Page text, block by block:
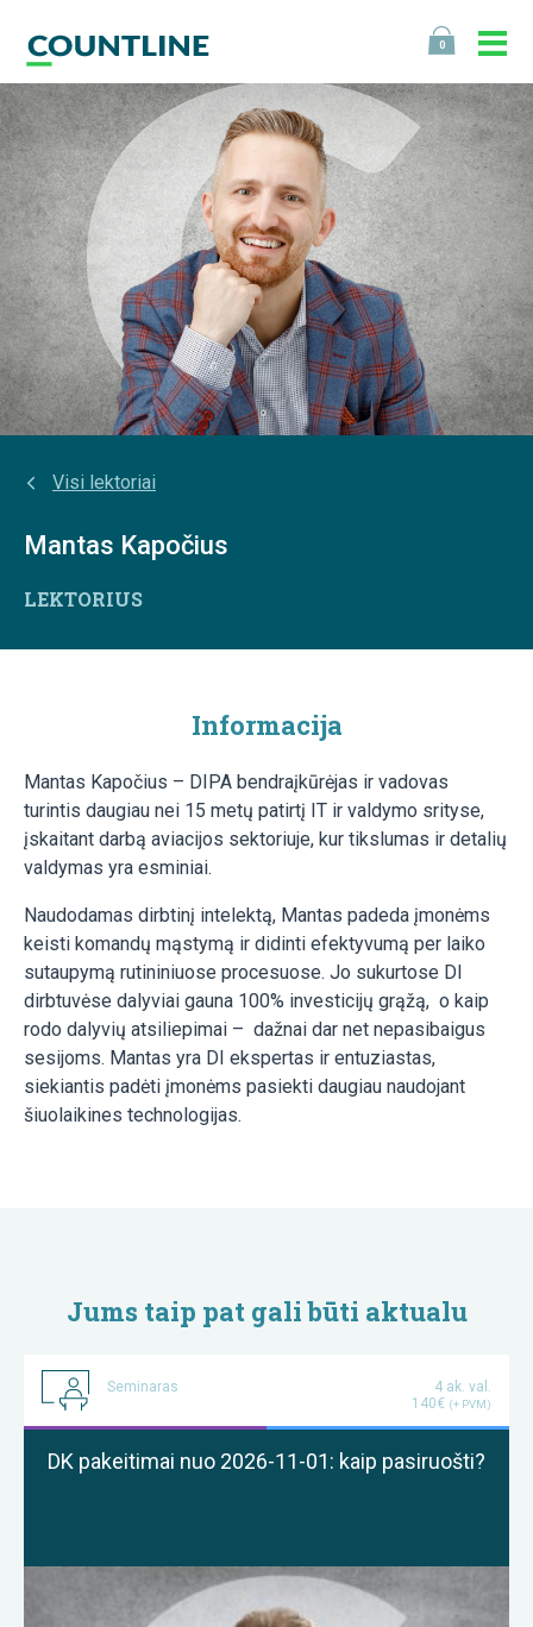
0
Visi lektoriai
Mantas Kapočius
LEKTORIUS
Informacija
Mantas Kapočius – DIPA bendraįkūrėjas ir vadovas
turintis daugiau nei 15 metų patirtį IT ir valdymo srityse,
įskaitant darbą aviacijos sektoriuje, kur tikslumas ir detalių
valdymas yra esminiai.
Naudodamas dirbtinį intelektą, Mantas padeda įmonėms
keisti komandų mąstymą ir didinti efektyvumą per laiko
sutaupymą rutininiuose procesuose. Jo sukurtose DI
dirbtuvėse dalyviai gauna 100% investicijų grąžą, o kaip
rodo dalyvių atsiliepimai – dažnai dar net nepasibaigus
sesijoms. Mantas yra DI ekspertas ir entuziastas,
siekiantis padėti įmonėms pasiekti daugiau naudojant
šiuolaikines technologijas.
Jums taip pat gali būti aktualu
Seminaras
4 ak. val.
140€ (+ PVM)
DK pakeitimai nuo 2026-11-01: kaip pasiruošti?